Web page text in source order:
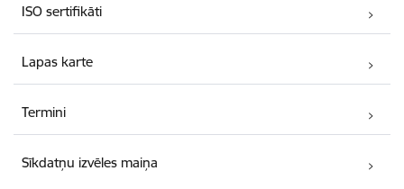
ISO sertifikāti
Lapas karte
Termini
Sīkdatņu izvēles maiņa